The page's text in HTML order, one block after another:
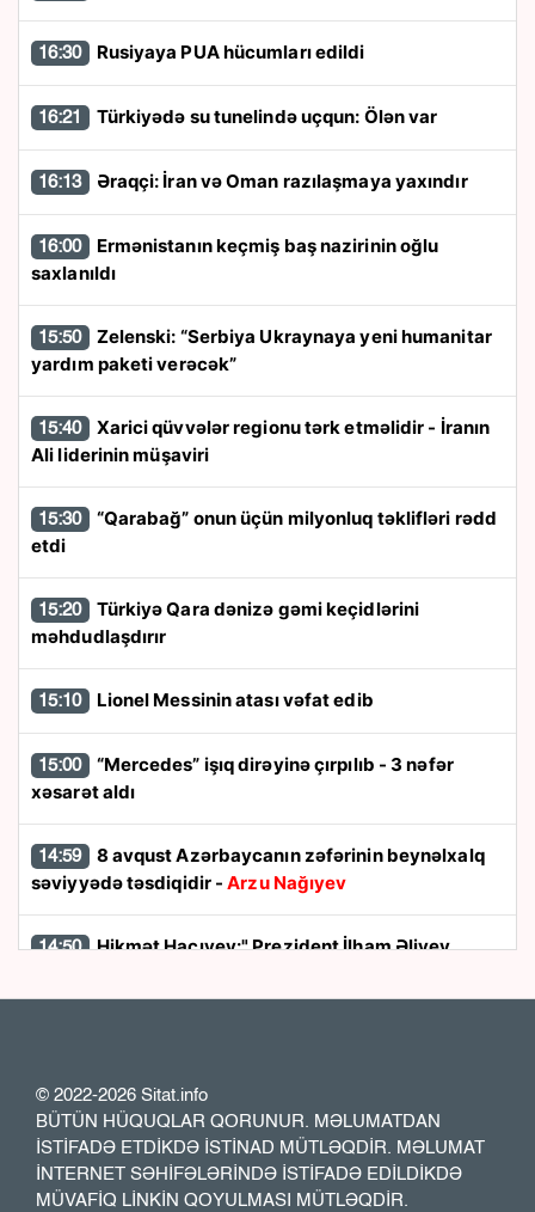
16:30 Rusiyaya PUA hücumları edildi
16:21 Türkiyədə su tunelində uçqun: Ölən var
16:13 Əraqçi: İran və Oman razılaşmaya yaxındır
16:00
saxlanıldı
15:50
yardım paketi verəcək”
15:40
Ali liderinin müşaviri
15:30
etdi
15:20
məhdudlaşdırır
15:10 Lionel Messinin atası vəfat edib
15:00
xəsarət aldı
14:59
səviyyədə təsdiqidir -Arzu Nağıyev
14:50 Hikmət Hacıyev:" Prezident İlham Əliyev
14:40 Ukraynada hərbi helikopterin qəzaya
uğraması nəticəsində bort texnik ölüb
© 2022-2026 Sitat.info
BÜTÜN HÜQUQLAR QORUNUR. MƏLUMATDAN
İSTİFADƏ ETDİKDƏ İSTİNAD MÜTLƏQDİR. MƏLUMAT
İNTERNET SƏHİFƏLƏRİNDƏ İSTİFADƏ EDİLDİKDƏ
MÜVAFİQ LİNKİN QOYULMASI MÜTLƏQDİR.